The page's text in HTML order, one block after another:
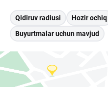
Qidiruv radiusi Hozir ochiq
Buyurtmalar uchun mavjud